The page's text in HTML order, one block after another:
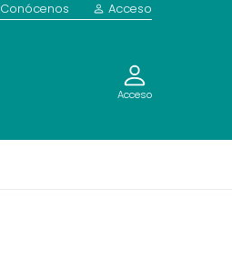
Conócenos Acceso
Acceso